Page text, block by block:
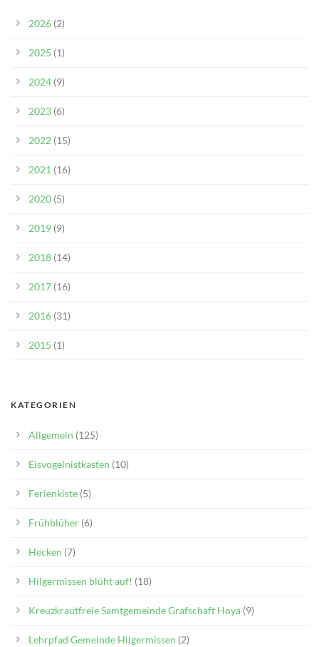
2026 (2)
2025 (1)
2024 (9)
2023 (6)
2022 (15)
2021 (16)
2020 (5)
2019 (9)
2018 (14)
2017 (16)
2016 (31)
2015 (1)
KATEGORIEN
Allgemein (125)
Eisvogelnistkasten (10)
Ferienkiste (5)
Frühblüher (6)
Hecken (7)
Hilgermissen blüht auf! (18)
Kreuzkrautfreie Samtgemeinde Grafschaft Hoya (9)
Lehrpfad Gemeinde Hilgermissen (2)